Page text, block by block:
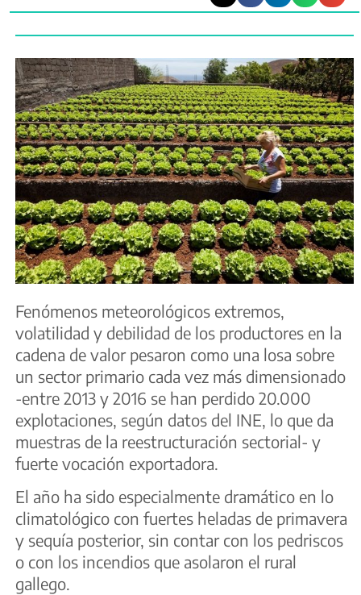
Fenómenos meteorológicos extremos,
volatilidad y debilidad de los productores en la
cadena de valor pesaron como una losa sobre
un sector primario cada vez más dimensionado
-entre 2013 y 2016 se han perdido 20.000
explotaciones, según datos del INE, lo que da
muestras de la reestructuración sectorial- y
fuerte vocación exportadora.
El año ha sido especialmente dramático en lo
climatológico con fuertes heladas de primavera
y sequía posterior, sin contar con los pedriscos
o con los incendios que asolaron el rural
gallego.